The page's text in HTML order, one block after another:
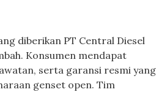
diberikan PT Central Diesel
Konsumen mendapat
serta garansi resmi yang
genset open. Tim